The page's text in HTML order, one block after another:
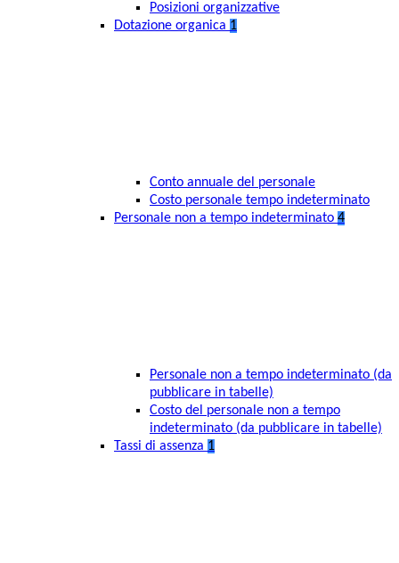
Posizioni organizzative
Dotazione organica 1
Conto annuale del personale
Costo personale tempo indeterminato
Personale non a tempo indeterminato 4
Personale non a tempo indeterminato (da
pubblicare in tabelle)
Costo del personale non a tempo
indeterminato (da pubblicare in tabelle)
Tassi di assenza 1